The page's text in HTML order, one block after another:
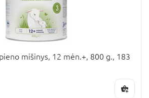
mišinys, 12 mėn.+, 800 g., 183